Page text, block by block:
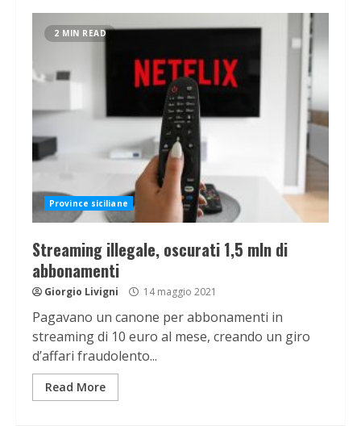
2 MIN READ
Province siciliane
Streaming illegale, oscurati 1,5 mln di
abbonamenti
Giorgio Livigni 14 maggio 2021
Pagavano un canone per abbonamenti in
streaming di 10 euro al mese, creando un giro
d’affari fraudolento...
Read More